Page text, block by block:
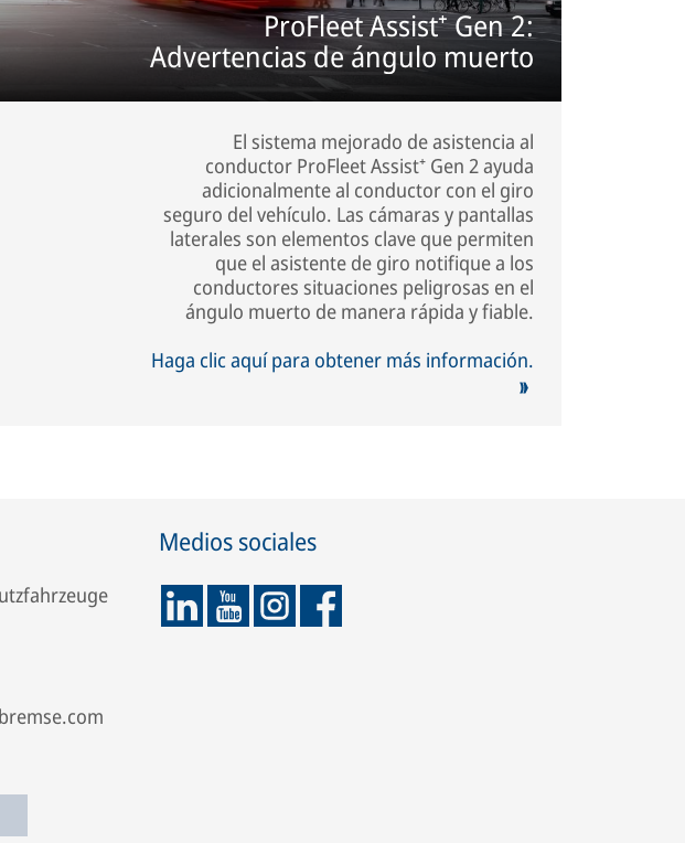
ProFleet Assist⁺ Gen 2:
Advertencias de ángulo muerto
El sistema mejorado de asistencia al
conductor ProFleet Assist⁺ Gen 2 ayuda
adicionalmente al conductor con el giro
seguro del vehículo. Las cámaras y pantallas
laterales son elementos clave que permiten
que el asistente de giro notifique a los
conductores situaciones peligrosas en el
ángulo muerto de manera rápida y fiable.
Haga clic aquí para obtener más información.
Medios sociales